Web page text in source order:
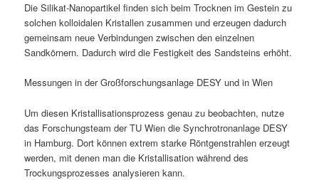
Die Silikat-Nanopartikel finden sich beim Trocknen im Gestein zu
solchen kolloidalen Kristallen zusammen und erzeugen dadurch
gemeinsam neue Verbindungen zwischen den einzelnen
Sandkörnern. Dadurch wird die Festigkeit des Sandsteins erhöht.
Messungen in der Großforschungsanlage DESY und in Wien
Um diesen Kristallisationsprozess genau zu beobachten, nutze
das Forschungsteam der TU Wien die Synchrotronanlage DESY
in Hamburg. Dort können extrem starke Röntgenstrahlen erzeugt
werden, mit denen man die Kristallisation während des
Trockungsprozesses analysieren kann.